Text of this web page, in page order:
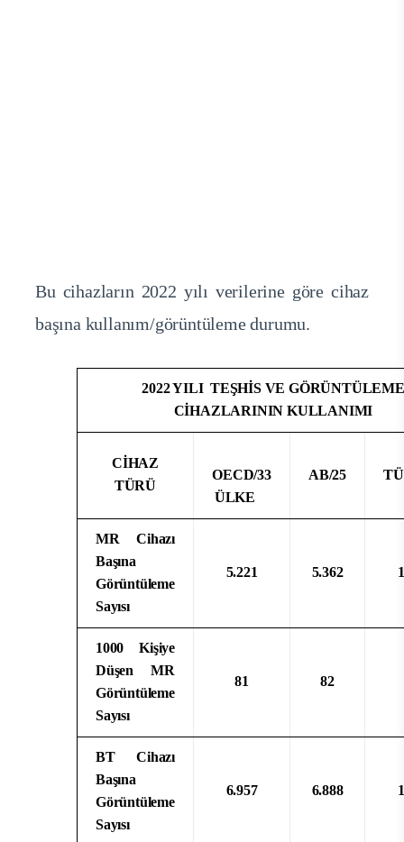
Bu cihazların 2022 yılı verilerine göre cihaz
başına kullanım/görüntüleme durumu.
2022 YILI TEŞHİS VE GÖRÜNTÜLEME
CİHAZLARININ KULLANIMI
CİHAZ
TÜRÜ
OECD/33
ÜLKE
AB/25
MR Cihazı
Başına
Görüntüleme
Sayısı
5.221 5.362
1000 Kişiye
Düşen MR
Görüntüleme
Sayısı
81 82
BT Cihazı
Başına
Görüntüleme
Sayısı
6.957 6.888